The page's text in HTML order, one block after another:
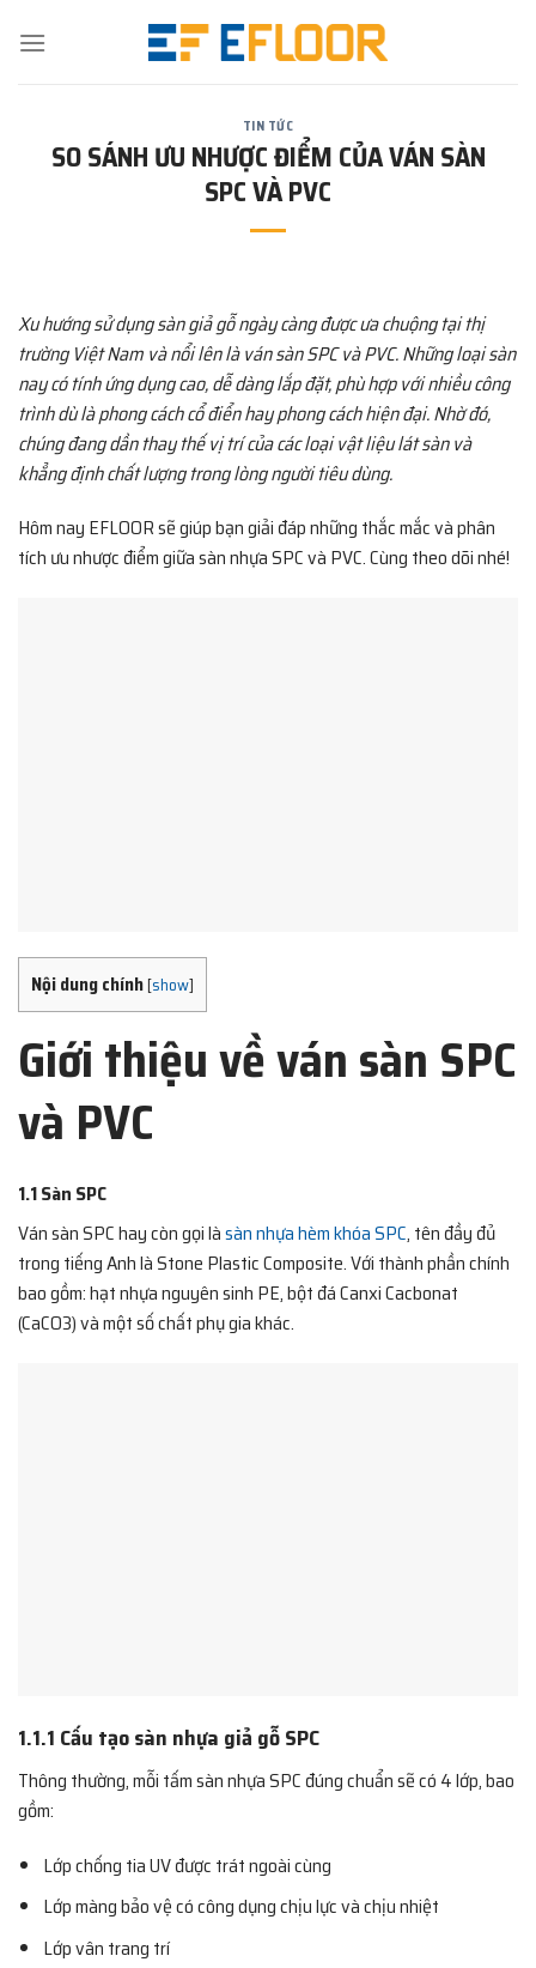
TIN TỨC
SO SÁNH ƯU NHƯỢC ĐIỂM CỦA VÁN SÀN
SPC VÀ PVC
Xu hướng sử dụng sàn giả gỗ ngày càng được ưa chuộng tại thị
trường Việt Nam và nổi lên là ván sàn SPC và PVC. Những loại sàn
nay có tính ứng dụng cao, dễ dàng lắp đặt, phù hợp với nhiều công
trình dù là phong cách cổ điển hay phong cách hiện đại. Nhờ đó,
chúng đang dần thay thế vị trí của các loại vật liệu lát sàn và
khẳng định chất lượng trong lòng người tiêu dùng.
Hôm nay EFLOOR sẽ giúp bạn giải đáp những thắc mắc và phân
tích ưu nhược điểm giữa sàn nhựa SPC và PVC. Cùng theo dõi nhé!
Nội dung chính[show]
Giới thiệu về ván sàn SPC
và PVC
1.1 Sàn SPC
Ván sàn SPC hay còn gọi làsàn nhựa hèm khóa SPC, tên đầy đủ
trong tiếng Anh là Stone Plastic Composite. Với thành phần chính
bao gồm: hạt nhựa nguyên sinh PE, bột đá Canxi Cacbonat
(CaCO3) và một số chất phụ gia khác.
1.1.1 Cấu tạo sàn nhựa giả gỗ SPC
Thông thường, mỗi tấm sàn nhựa SPC đúng chuẩn sẽ có 4 lớp, bao
gồm:
Lớp chống tia UV được trát ngoài cùng
Lớp màng bảo vệ có công dụng chịu lực và chịu nhiệt
Lớp vân trang trí